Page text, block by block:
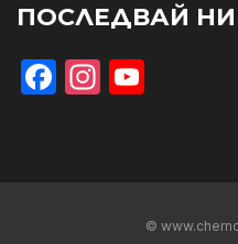
ПОСЛЕДВАЙ НИ
Facebook
©